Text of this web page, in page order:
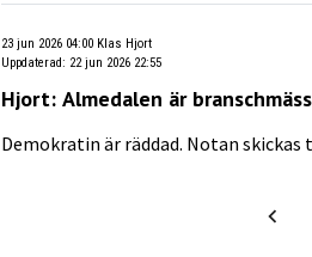
23 jun 2026 04:00 Klas Hjort
Uppdaterad: 22 jun 2026 22:55
Hjort: Almedalen är
Demokratin är räddad. Notan